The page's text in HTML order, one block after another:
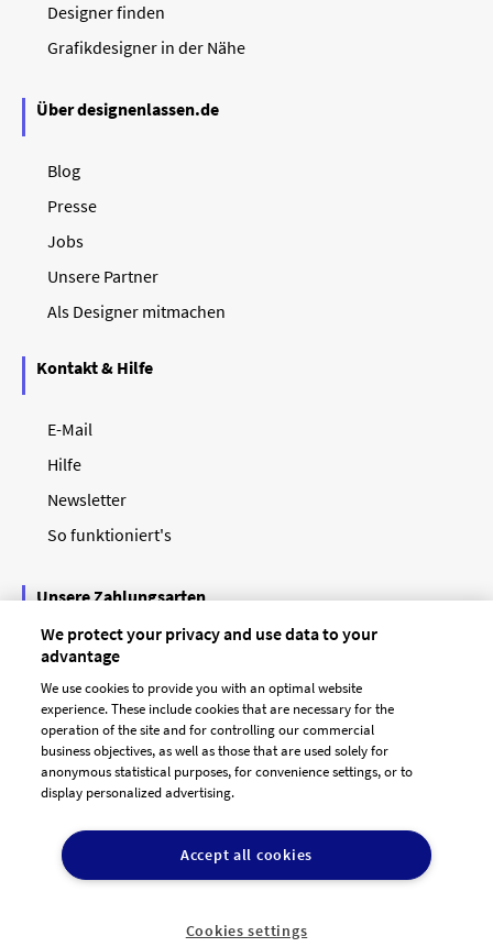
Designer finden
Grafikdesigner in der Nähe
Über designenlassen.de
Blog
Presse
Jobs
Unsere Partner
Als Designer mitmachen
Kontakt & Hilfe
E-Mail
Hilfe
Newsletter
So funktioniert's
Unsere Zahlungsarten
AGB Dienstleister
Datenschutz
Impressum
We protect your privacy and use data to your
advantage
We use cookies to provide you with an optimal website
experience. These include cookies that are necessary for the
operation of the site and for controlling our commercial
business objectives, as well as those that are used solely for
anonymous statistical purposes, for convenience settings, or to
display personalized advertising.
Accept all cookies
Cookies settings